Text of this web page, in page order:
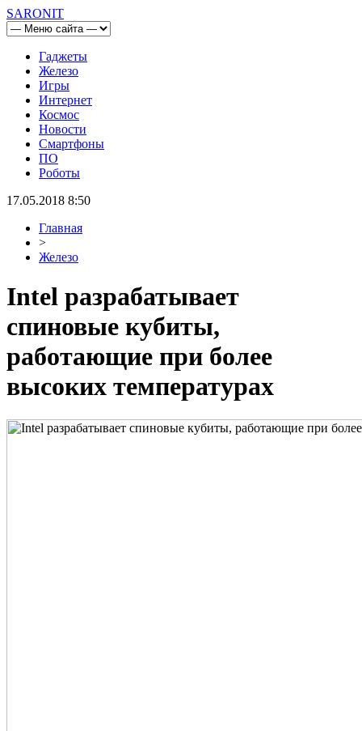
SARONIT
Гаджеты
Железо
Игры
Интернет
Космос
Новости
Смартфоны
ПО
Роботы
17.05.2018 8:50
Главная
>
Железо
Intel разрабатывает
спиновые кубиты,
работающие при более
высоких температурах